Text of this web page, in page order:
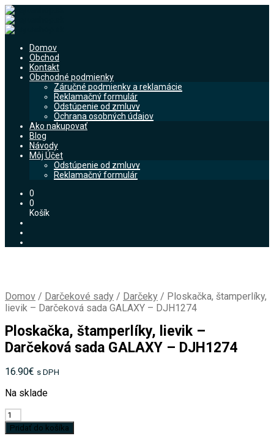
Domov
Obchod
Kontakt
Obchodné podmienky
Záručné podmienky a reklamácie
Reklamačný formulár
Odstúpenie od zmluvy
Ochrana osobných údajov
Ako nakupovať
Blog
Návody
Môj Účet
Odstúpenie od zmluvy
Reklamačný formulár
0
0
Košík
Domov / Darčekové sady / Darčeky / Ploskačka, štamperlíky,
lievik – Darčeková sada GALAXY – DJH1274
Ploskačka, štamperlíky, lievik –
Darčeková sada GALAXY – DJH1274
16.90€ s DPH
Na sklade
množstvo
Ploskačka,
štamperlíky,
Pridať do košíka